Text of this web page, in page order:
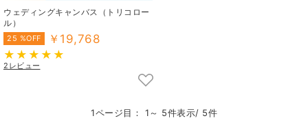
ウェディングキャンバス（トリコロー
ル）
25 %OFF ￥19,768
2レビュー
1ページ目： 1～ 5件表示/ 5件